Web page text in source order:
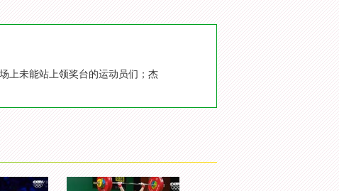
上未能站上领奖台的运动员们；杰